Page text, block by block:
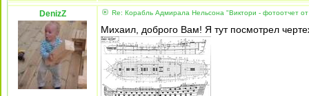
DenizZ Re: Корабль Адмирала Нельсона "Виктори - фотоотчет от
Михаил, доброго Вам! Я тут посмотрел